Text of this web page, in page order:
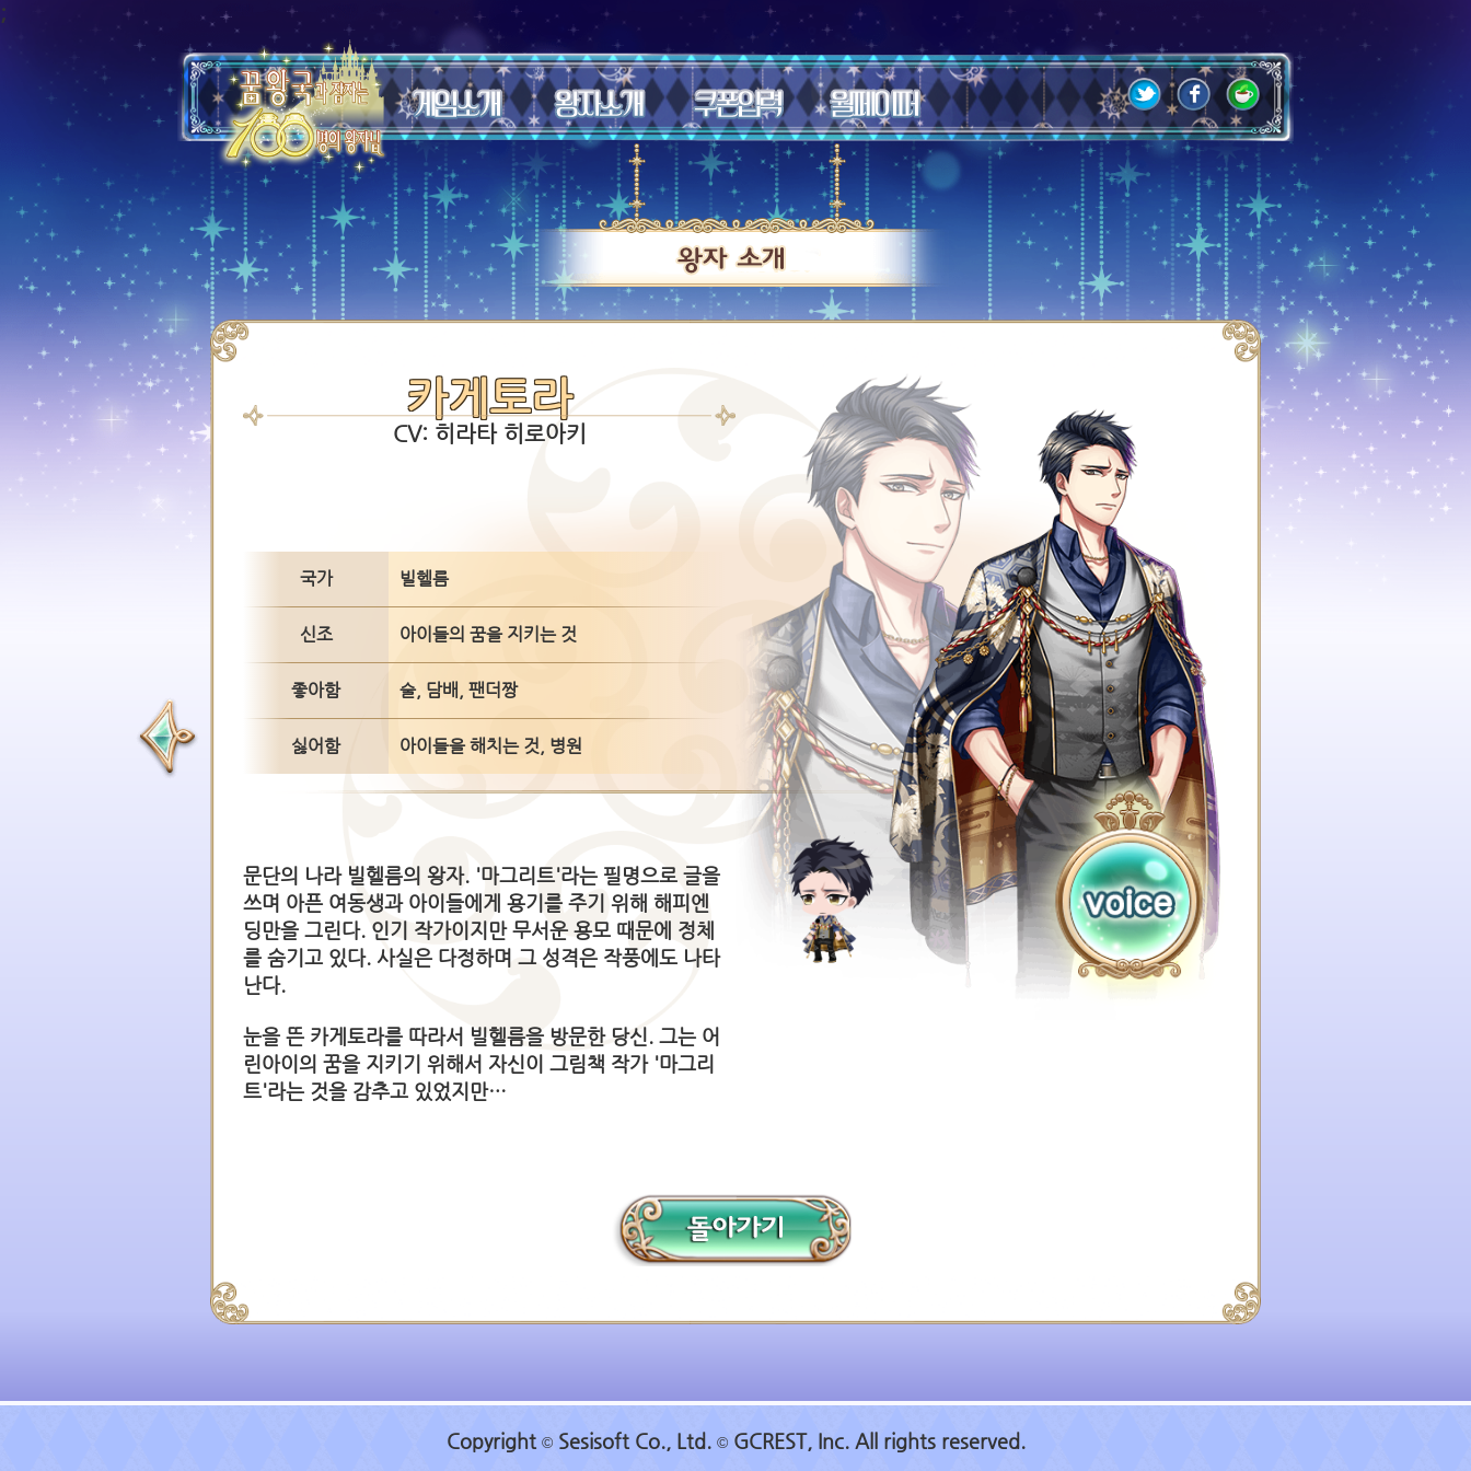
;
카게토라
CV: 히라타 히로아키
국가 빌헬름
신조 아이들의 꿈을 지키는 것
좋아함 술, 담배, 팬더짱
싫어함 아이들을 해치는 것, 병원
문단의 나라 빌헬름의 왕자. '마그리트'라는 필명으로 글을
쓰며 아픈 여동생과 아이들에게 용기를 주기 위해 해피엔
딩만을 그린다. 인기 작가이지만 무서운 용모 때문에 정체
를 숨기고 있다. 사실은 다정하며 그 성격은 작풍에도 나타
난다.
눈을 뜬 카게토라를 따라서 빌헬름을 방문한 당신. 그는 어
린아이의 꿈을 지키기 위해서 자신이 그림책 작가 '마그리
트'라는 것을 감추고 있었지만…
Copyright ©Sesisoft Co., Ltd. ©GCREST, Inc. All rights reserved.